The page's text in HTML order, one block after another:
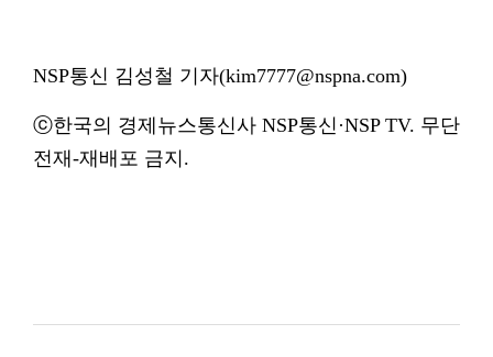
NSP통신 김성철 기자(kim7777@nspna.com)
ⓒ한국의 경제뉴스통신사 NSP통신·NSP TV. 무단
전재-재배포 금지.